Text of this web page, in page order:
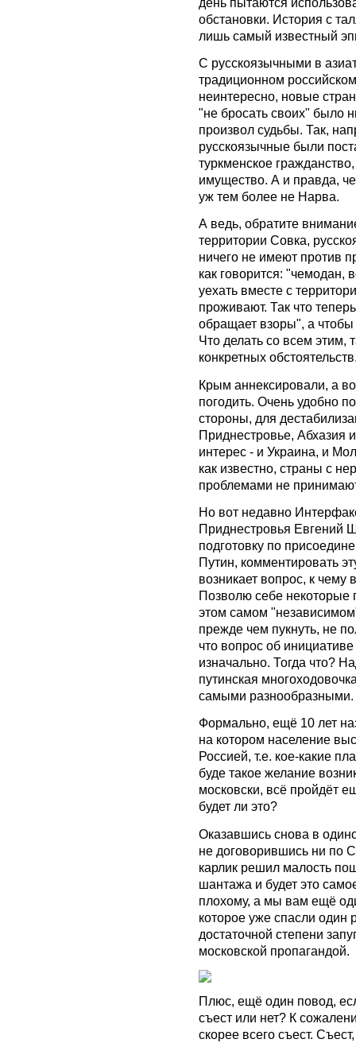
обстановки. История с
лишь самый известный
С русскоязычными в
традиционном
неинтересно, новые
"не бросать своих" было
произвол судьбы. Так,
русскоязычные были
туркменское
имущество. А и правда,
уж тем более не Нарва.
А ведь, обратите
территории Совка,
ничего не имеют против
как говорится: "чемодан,
уехать вместе с
проживают. Так что
обращает взоры", а
Что делать со всем этим,
конкретных
Крым аннексировали, а
погодить. Очень удобно
стороны, для
Приднестровье, Абхазия
интерес - и Украина, и
как известно, страны с
проблемами не
Но вот недавно
Приднестровья Евгений
подготовку по
Путин, комментировать
возникает вопрос, к чему
Позволю себе некоторые
этом самом
прежде чем пукнуть, не
что вопрос об
изначально. Тогда что?
путинская
самыми разнообразными.
Формально, ещё 10 лет
на котором население
Россией, т.е. кое-какие
буде такое желание
московски, всё пройдёт
будет ли это?
Оказавшись снова в
не договорившись ни по
карлик решил малость
шантажа и будет это
плохому, а мы вам ещё
которое уже спасли один
достаточной степени
московской пропагандой.
Плюс, ещё один повод,
съест или нет? К
скорее всего съест.